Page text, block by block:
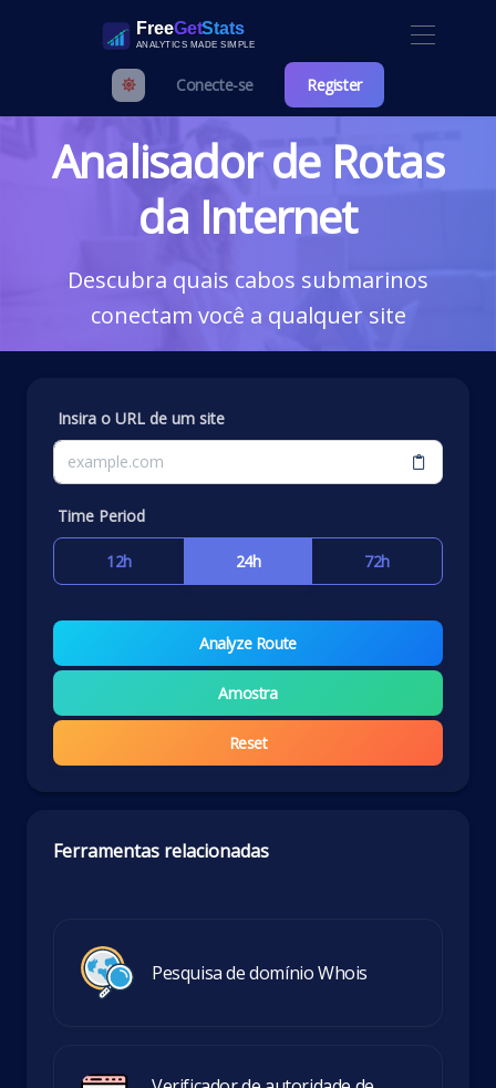
Conecte-se Register
Analisador de Rotas
da Internet
Descubra quais cabos submarinos
conectam você a qualquer site
Insira o URL de um site
Time Period
12h 24h 72h
Analyze Route
Amostra
Reset
Ferramentas relacionadas
Pesquisa de domínio Whois